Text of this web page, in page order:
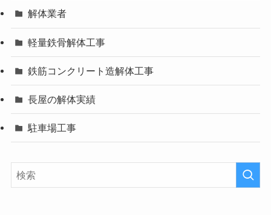
解体業者
軽量鉄骨解体工事
鉄筋コンクリート造解体工事
長屋の解体実績
駐車場工事